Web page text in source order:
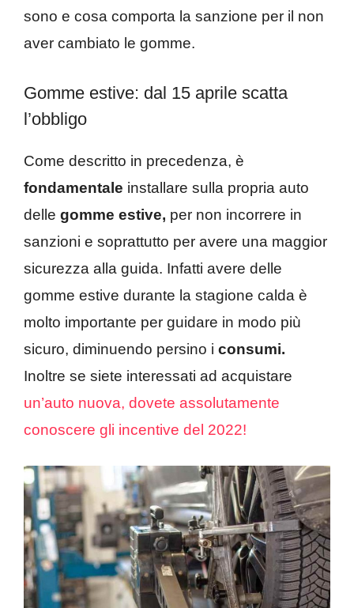
sono e cosa comporta la sanzione per il non
aver cambiato le gomme.
Gomme estive: dal 15 aprile scatta
l’obbligo
Come descritto in precedenza, è
fondamentale installare sulla propria auto
delle gomme estive, per non incorrere in
sanzioni e soprattutto per avere una maggior
sicurezza alla guida. Infatti avere delle
gomme estive durante la stagione calda è
molto importante per guidare in modo più
sicuro, diminuendo persino i consumi.
Inoltre se siete interessati ad acquistare
un’auto nuova, dovete assolutamente
conoscere gli incentive del 2022!